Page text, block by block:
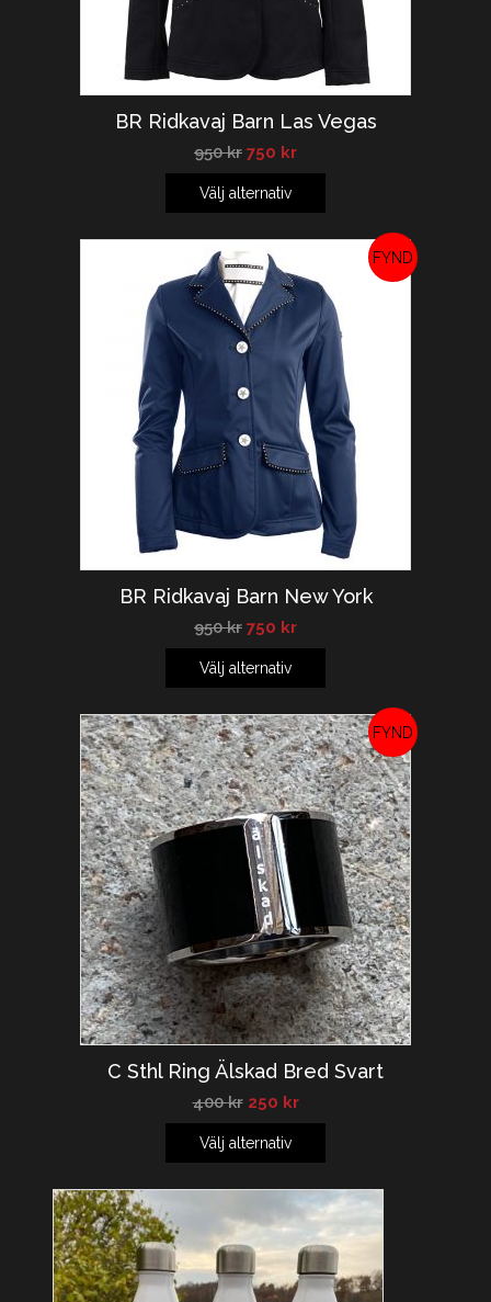
BR Ridkavaj Barn Las Vegas
950kr 750 kr
Välj alternativ
BR Ridkavaj Barn New York
950kr 750 kr
Välj alternativ
REA!
C Sthl Ring Älskad Bred Svart
400kr 250 kr
Välj alternativ